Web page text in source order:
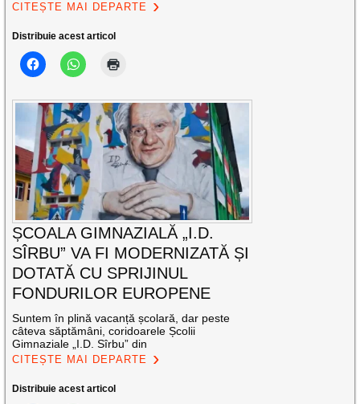
CITEȘTE MAI DEPARTE
Distribuie acest articol
ȘCOALA GIMNAZIALĂ „I.D.
SÎRBU” VA FI MODERNIZATĂ ȘI
DOTATĂ CU SPRIJINUL
FONDURILOR EUROPENE
Suntem în plină vacanță școlară, dar peste
câteva săptămâni, coridoarele Școlii
Gimnaziale „I.D. Sîrbu” din
CITEȘTE MAI DEPARTE
Distribuie acest articol